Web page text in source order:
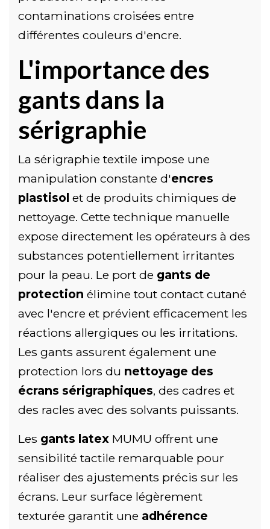
contaminations croisées entre
différentes couleurs d'encre.
L'importance des
gants dans la
sérigraphie
La sérigraphie textile impose une
manipulation constante d'encres
plastisol et de produits chimiques de
nettoyage. Cette technique manuelle
expose directement les opérateurs à des
substances potentiellement irritantes
pour la peau. Le port de gants de
protection élimine tout contact cutané
avec l'encre et prévient efficacement les
réactions allergiques ou les irritations.
Les gants assurent également une
protection lors du nettoyage des
écrans sérigraphiques, des cadres et
des racles avec des solvants puissants.
Les gants latex MUMU offrent une
sensibilité tactile remarquable pour
réaliser des ajustements précis sur les
écrans. Leur surface légèrement
texturée garantit une adhérence